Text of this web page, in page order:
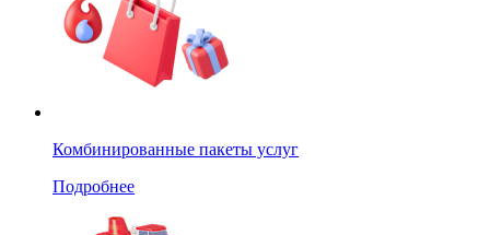
Комбинированные пакеты услуг
Подробнее